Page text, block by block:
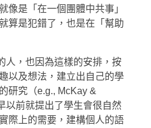
像是「在一個團體中共事」
算是犯錯了，也是在「幫助
，也因為這樣的安排，按
以及想法，建立出自己的學
研究（e.g., McKay &
以前就提出了學生會很自然
際上的需要，建構個人的語